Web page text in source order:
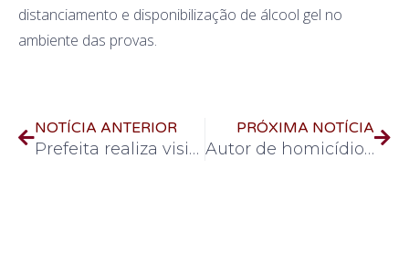
distanciamento e disponibilização de álcool gel no
ambiente das provas.
NOTÍCIA ANTERIOR
Prefeita realiza visita técnica à base do serviço aéreo de saúde
PRÓXIMA NOTÍCIA
Autor de homicídio é condenado a 17 anos